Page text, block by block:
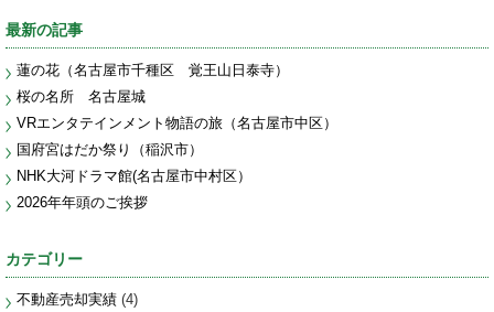
最新の記事
蓮の花（名古屋市千種区 覚王山日泰寺）
桜の名所 名古屋城
VRエンタテインメント物語の旅（名古屋市中区）
国府宮はだか祭り（稲沢市）
NHK大河ドラマ館(名古屋市中村区）
2026年年頭のご挨拶
カテゴリー
不動産売却実績 (4)